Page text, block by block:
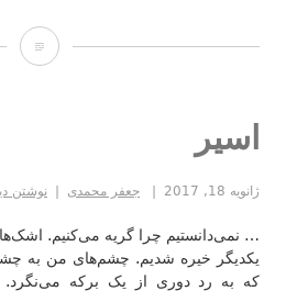
اسیر
ژانویه 18, 2017 جعفر محمدی نوشتن
… نمی‌دانستیم چرا گریه می‌کنیم.
یکدیگر خیره شدیم. چشم‌های من به
که به رد دوری از یک برکه